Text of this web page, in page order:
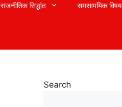
राजनीतिक सिद्धांत समसामयिक विषय
Search